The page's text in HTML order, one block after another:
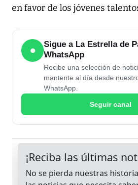
en favor de los jóvenes
●
Sigue a La Estrella de
WhatsApp
Recibe una selección de
mantente al día desde
WhatsApp.
Seguir canal